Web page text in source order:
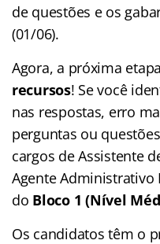
de questões e os
(01/06).
Agora, a próxima
recursos! Se você
nas respostas, erro
perguntas ou
cargos de Assistente
Agente Administrativo
do Bloco 1 (Nível
Os candidatos têm o